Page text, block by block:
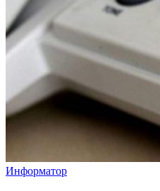
Информатор